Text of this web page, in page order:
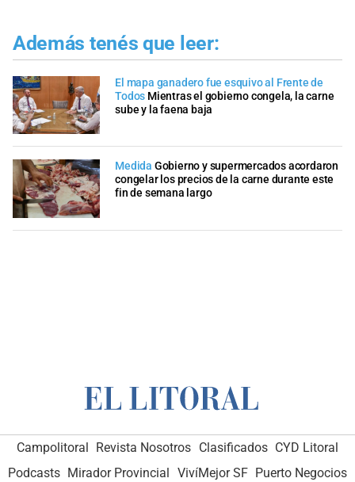
Además tenés que leer:
El mapa ganadero fue esquivo al Frente de
Todos Mientras el gobierno congela, la carne
sube y la faena baja
Medida Gobierno y supermercados acordaron
congelar los precios de la carne durante este
fin de semana largo
Campolitoral Revista Nosotros Clasificados CYD Litoral
Podcasts Mirador Provincial VivíMejor SF Puerto Negocios